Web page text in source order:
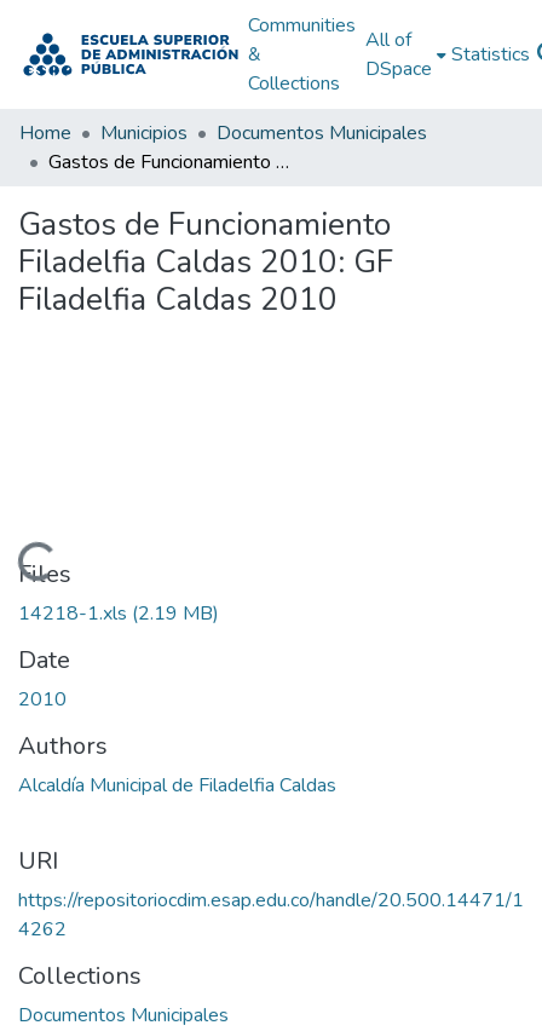
Communities
&
Collections
All of
DSpace
Statistics
Home Municipios
Documentos Municipales
Gastos de Funcionamiento Filadelfia Caldas 2010: GF Filadelfia Caldas 2010
Gastos de Funcionamiento
Filadelfia Caldas 2010: GF
Filadelfia Caldas 2010
Loading...
Files
14218-1.xls (2.19 MB)
Date
2010
Authors
Alcaldía Municipal de Filadelfia Caldas
URI
https://repositoriocdim.esap.edu.co/handle/20.500.14471/1
4262
Collections
Documentos Municipales